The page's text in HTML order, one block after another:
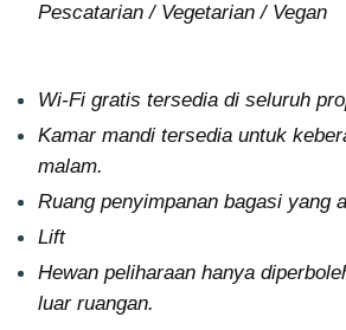
Pescatarian / Vegetarian / Vegan
Wi-Fi gratis tersedia di seluruh
Kamar mandi tersedia untuk
malam.
Ruang penyimpanan bagasi yang
Lift
Hewan peliharaan hanya
luar ruangan.